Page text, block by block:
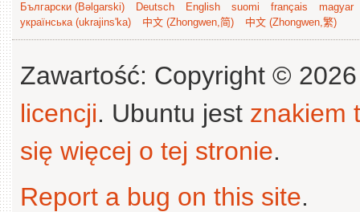
Български (Bəlgarski) Deutsch English suomi français
magyar
українська (ukrajins'ka)
中文 (Zhongwen,简) 中文 (Zhongwen,繁)
Zawartość: Copyright ©
licencji. Ubuntu jest znakiem
się więcej o tej stronie.
Report a bug on this site.